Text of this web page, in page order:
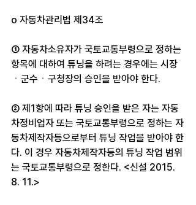
o 자동차관리법 제34조
① 자동차소유자가 국토교통부령으로 정하는
항목에 대하여 튜닝을 하려는 경우에는 시장
ㆍ군수ㆍ구청장의 승인을 받아야 한다.
② 제1항에 따라 튜닝 승인을 받은 자는 자동
차정비업자 또는 국토교통부령으로 정하는 자
동차제작자등으로부터 튜닝 작업을 받아야 한
다. 이 경우 자동차제작자등의 튜닝 작업 범위
는 국토교통부령으로 정한다. <신설 2015.
8. 11.>